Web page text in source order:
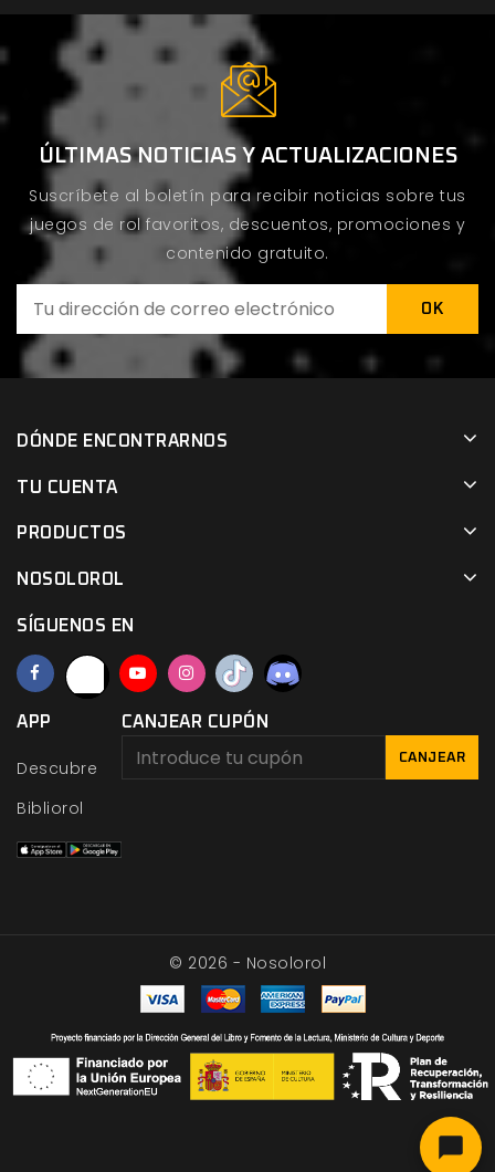
ÚLTIMAS NOTICIAS Y ACTUALIZACIONES
Suscríbete al boletín para recibir noticias sobre tus
juegos de rol favoritos, descuentos, promociones y
contenido gratuito.
DÓNDE ENCONTRARNOS
TU CUENTA
PRODUCTOS
NOSOLOROL
SÍGUENOS EN
APP
Descubre
Bibliorol
CANJEAR CUPÓN
CANJEAR
© 2026 - Nosolorol